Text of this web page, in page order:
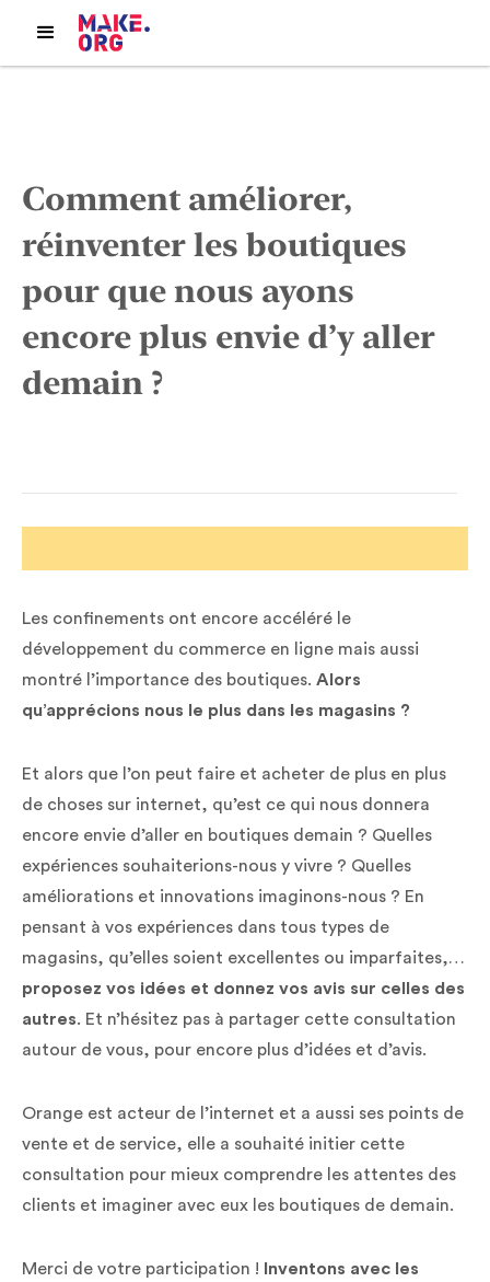
Comment améliorer,
réinventer les boutiques
pour que nous ayons
encore plus envie d’y aller
demain ?
Les confinements ont encore accéléré le
développement du commerce en ligne mais aussi
montré l’importance des boutiques. Alors
qu’apprécions nous le plus dans les magasins ?
Et alors que l’on peut faire et acheter de plus en plus
de choses sur internet, qu’est ce qui nous donnera
encore envie d’aller en boutiques demain ? Quelles
expériences souhaiterions-nous y vivre ? Quelles
améliorations et innovations imaginons-nous ? En
pensant à vos expériences dans tous types de
magasins, qu’elles soient excellentes ou imparfaites,…
proposez vos idées et donnez vos avis sur celles des
autres. Et n’hésitez pas à partager cette consultation
autour de vous, pour encore plus d’idées et d’avis.
Orange est acteur de l’internet et a aussi ses points de
vente et de service, elle a souhaité initier cette
consultation pour mieux comprendre les attentes des
clients et imaginer avec eux les boutiques de demain.
Merci de votre participation ! Inventons avec les